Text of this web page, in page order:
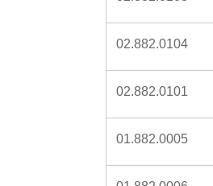
02.882.0104
02.882.0101
01.882.0005